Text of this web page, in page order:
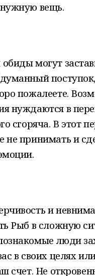
вещь.
могут
пожалеете.
нуждаются в
сгоряча. В этот
не принимать и
и
Рыб в сложную
люди
в своих целях
счет. Не